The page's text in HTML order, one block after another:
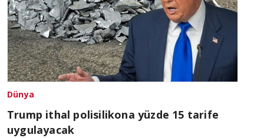
Dünya
Trump ithal polisilikona yüzde 15 tarife
uygulayacak